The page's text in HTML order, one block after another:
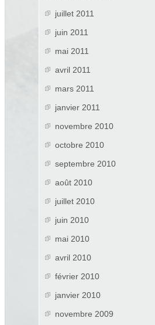
juillet 2011
juin 2011
mai 2011
avril 2011
mars 2011
janvier 2011
novembre 2010
octobre 2010
septembre 2010
août 2010
juillet 2010
juin 2010
mai 2010
avril 2010
février 2010
janvier 2010
novembre 2009